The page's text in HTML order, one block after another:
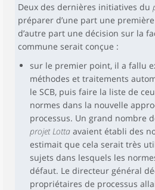
Deux des dernières initiatives du
préparer d’une part une
d’autre part une décision sur la
commune serait conçue :
sur le premier point, il a fallu
méthodes et traitements
le SCB, puis faire la liste de
normes dans la nouvelle
processus. Un grand nombre
projet Lotta avaient établi des
estimait que cela serait très
sujets dans lesquels les
défaut. Le directeur général
propriétaires de processus